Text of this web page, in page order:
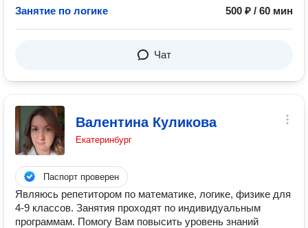
Занятие по логике 500 ₽ / 60 мин
Чат
Валентина Куликова
Екатеринбург
Паспорт проверен
Являюсь репетитором по математике, логике, физике для
4-9 классов. Занятия проходят по индивидуальным
программам. Помогу Вам повысить уровень знаний